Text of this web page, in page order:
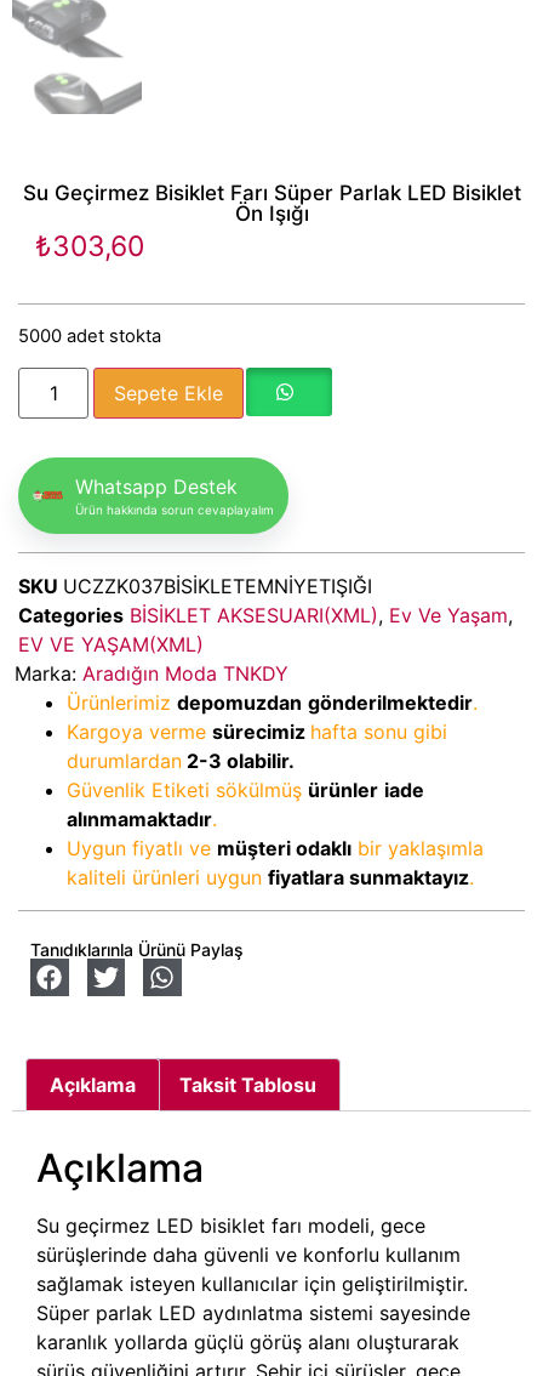
Su Geçirmez Bisiklet Farı Süper Parlak LED Bisiklet
Ön Işığı
₺303,60
5000 adet stokta
Sepete Ekle
Whatsapp Destek
Ürün hakkında sorun cevaplayalım
SKU UCZZK037BİSİKLETEMNİYETIŞIĞI
Categories BİSİKLET AKSESUARI(XML), Ev Ve Yaşam,
EV VE YAŞAM(XML)
Marka: Aradığın Moda TNKDY
Ürünlerimiz depomuzdan gönderilmektedir.
Kargoya verme sürecimiz hafta sonu gibi
durumlardan 2-3 olabilir.
Güvenlik Etiketi sökülmüş ürünler iade
alınmamaktadır.
Uygun fiyatlı ve müşteri odaklı bir yaklaşımla
kaliteli ürünleri uygun fiyatlara sunmaktayız.
Tanıdıklarınla Ürünü Paylaş
Açıklama Taksit Tablosu
Açıklama
Su geçirmez LED bisiklet farı modeli, gece
sürüşlerinde daha güvenli ve konforlu kullanım
sağlamak isteyen kullanıcılar için geliştirilmiştir.
Süper parlak LED aydınlatma sistemi sayesinde
karanlık yollarda güçlü görüş alanı oluşturarak
sürüş güvenliğini artırır. Şehir içi sürüşler, gece